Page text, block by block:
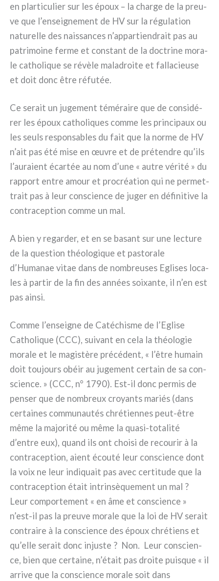
en plar­ti­cu­lier sur les époux – la char­ge de la pre­u­
ve que l’enseignement de HV sur la régu­la­tion
natu­rel­le des nais­san­ces n’appartiendrait pas au
patri­moi­ne fer­me et con­stant de la doc­tri­ne mora­
le catho­li­que se révè­le mala­droi­te et fal­la­cieu­se
et doit donc être réfu­tée.
Ce serait un juge­ment témé­rai­re que de con­si­dé­
rer les époux catho­li­ques com­me les prin­ci­paux ou
les seuls respon­sa­bles du fait que la nor­me de HV
n’ait pas été mise en œuvre et de pré­ten­dre qu’ils
l’auraient écar­tée au nom d’une « autre véri­té » du
rap­port entre amour et pro­créa­tion qui ne per­met­
trait pas à leur con­scien­ce de juger en défi­ni­ti­ve la
con­tra­cep­tion com­me un mal.
A bien y regar­der, et en se basant sur une lec­tu­re
de la que­stion théo­lo­gi­que et pasto­ra­le
d’Humanae vitae dans de nom­breu­ses Eglises loca­
les à par­tir de la fin des années soi­xan­te, il n’en est
pas ain­si.
Comme l’enseigne de Catéchisme de l’Eglise
Catholique (CCC), sui­vant en cela la théo­lo­gie
mora­le et le magi­stè­re pré­cé­dent, « l’être humain
doit tou­jours obéir au juge­ment cer­tain de sa con­
scien­ce. » (CCC, n° 1790). Est-il donc per­mis de
pen­ser que de nom­breux croyan­ts mariés (dans
cer­tai­nes com­mu­nau­tés chré­tien­nes peut-être
même la majo­ri­té ou même la quasi-totalité
d’entre eux), quand ils ont choi­si de recou­rir à la
con­tra­cep­tion, aient écou­té leur con­scien­ce dont
la voix ne leur indi­quait pas avec cer­ti­tu­de que la
con­tra­cep­tion était intrin­sè­que­ment un mal ?
Leur com­por­te­ment « en âme et con­scien­ce »
n’est-il pas la pre­u­ve mora­le que la loi de HV serait
con­trai­re à la con­scien­ce des époux chré­tiens et
qu’elle serait donc inju­ste ? Non. Leur con­scien­
ce, bien que cer­tai­ne, n’était pas droi­te pui­sque « il
arri­ve que la con­scien­ce mora­le soit dans